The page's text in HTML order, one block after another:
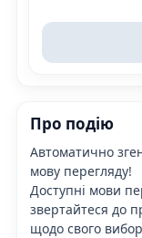
Про подію
Автоматично
мову перегляду!
Доступні мови
звертайтеся до
щодо свого